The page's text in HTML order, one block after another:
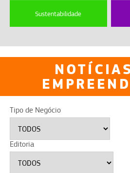
Sustentabilidade
Tipo de Negócio
Editoria